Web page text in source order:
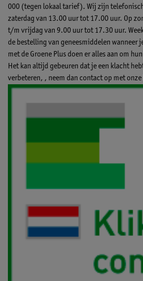
000 (tegen lokaal tarief). Wij zijn
zaterdag van 13.00 uur tot 17.00 uur. Op
t/m vrijdag van 9.00 uur tot 17.30 uur.
de bestelling van geneesmiddelen wanneer
met de Groene Plus doen er alles aan om
Het kan altijd gebeuren dat je een klacht
verbeteren, , neem dan contact op met